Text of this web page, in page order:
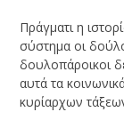
Πράγματι η
σύστημα οι
δουλοπάροικοι
αυτά τα
κυρίαρχων